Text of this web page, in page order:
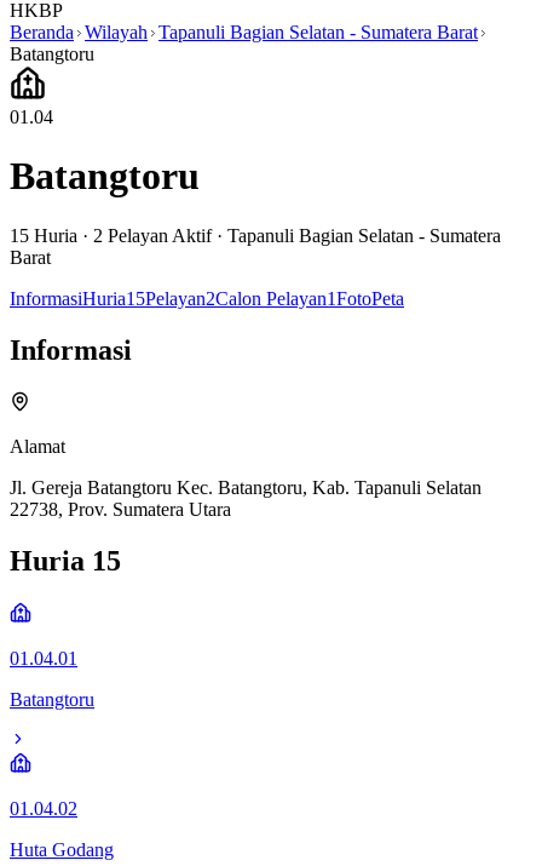
HKBP
Beranda Wilayah Tapanuli Bagian Selatan - Sumatera Barat
Batangtoru
01.04
Batangtoru
15 Huria · 2 Pelayan Aktif· Tapanuli Bagian Selatan - Sumatera
Barat
InformasiHuria15Pelayan2Calon Pelayan1FotoPeta
Informasi
Alamat
Jl. Gereja Batangtoru Kec. Batangtoru, Kab. Tapanuli Selatan
22738, Prov. Sumatera Utara
Huria 15
01.04.01
Batangtoru
01.04.02
Huta Godang